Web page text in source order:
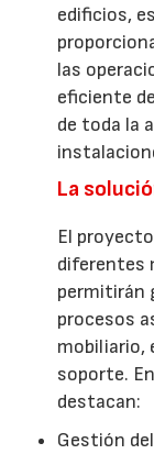
edificios,
las
eficiente
de toda la
La
El
diferentes
permitirán
procesos
mobiliario,
soporte.
destacan:
Gestión